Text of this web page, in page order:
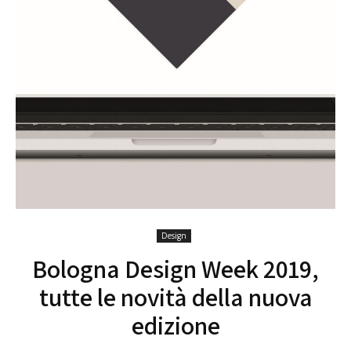
Design
Bologna Design Week 2019,
tutte le novità della nuova
edizione